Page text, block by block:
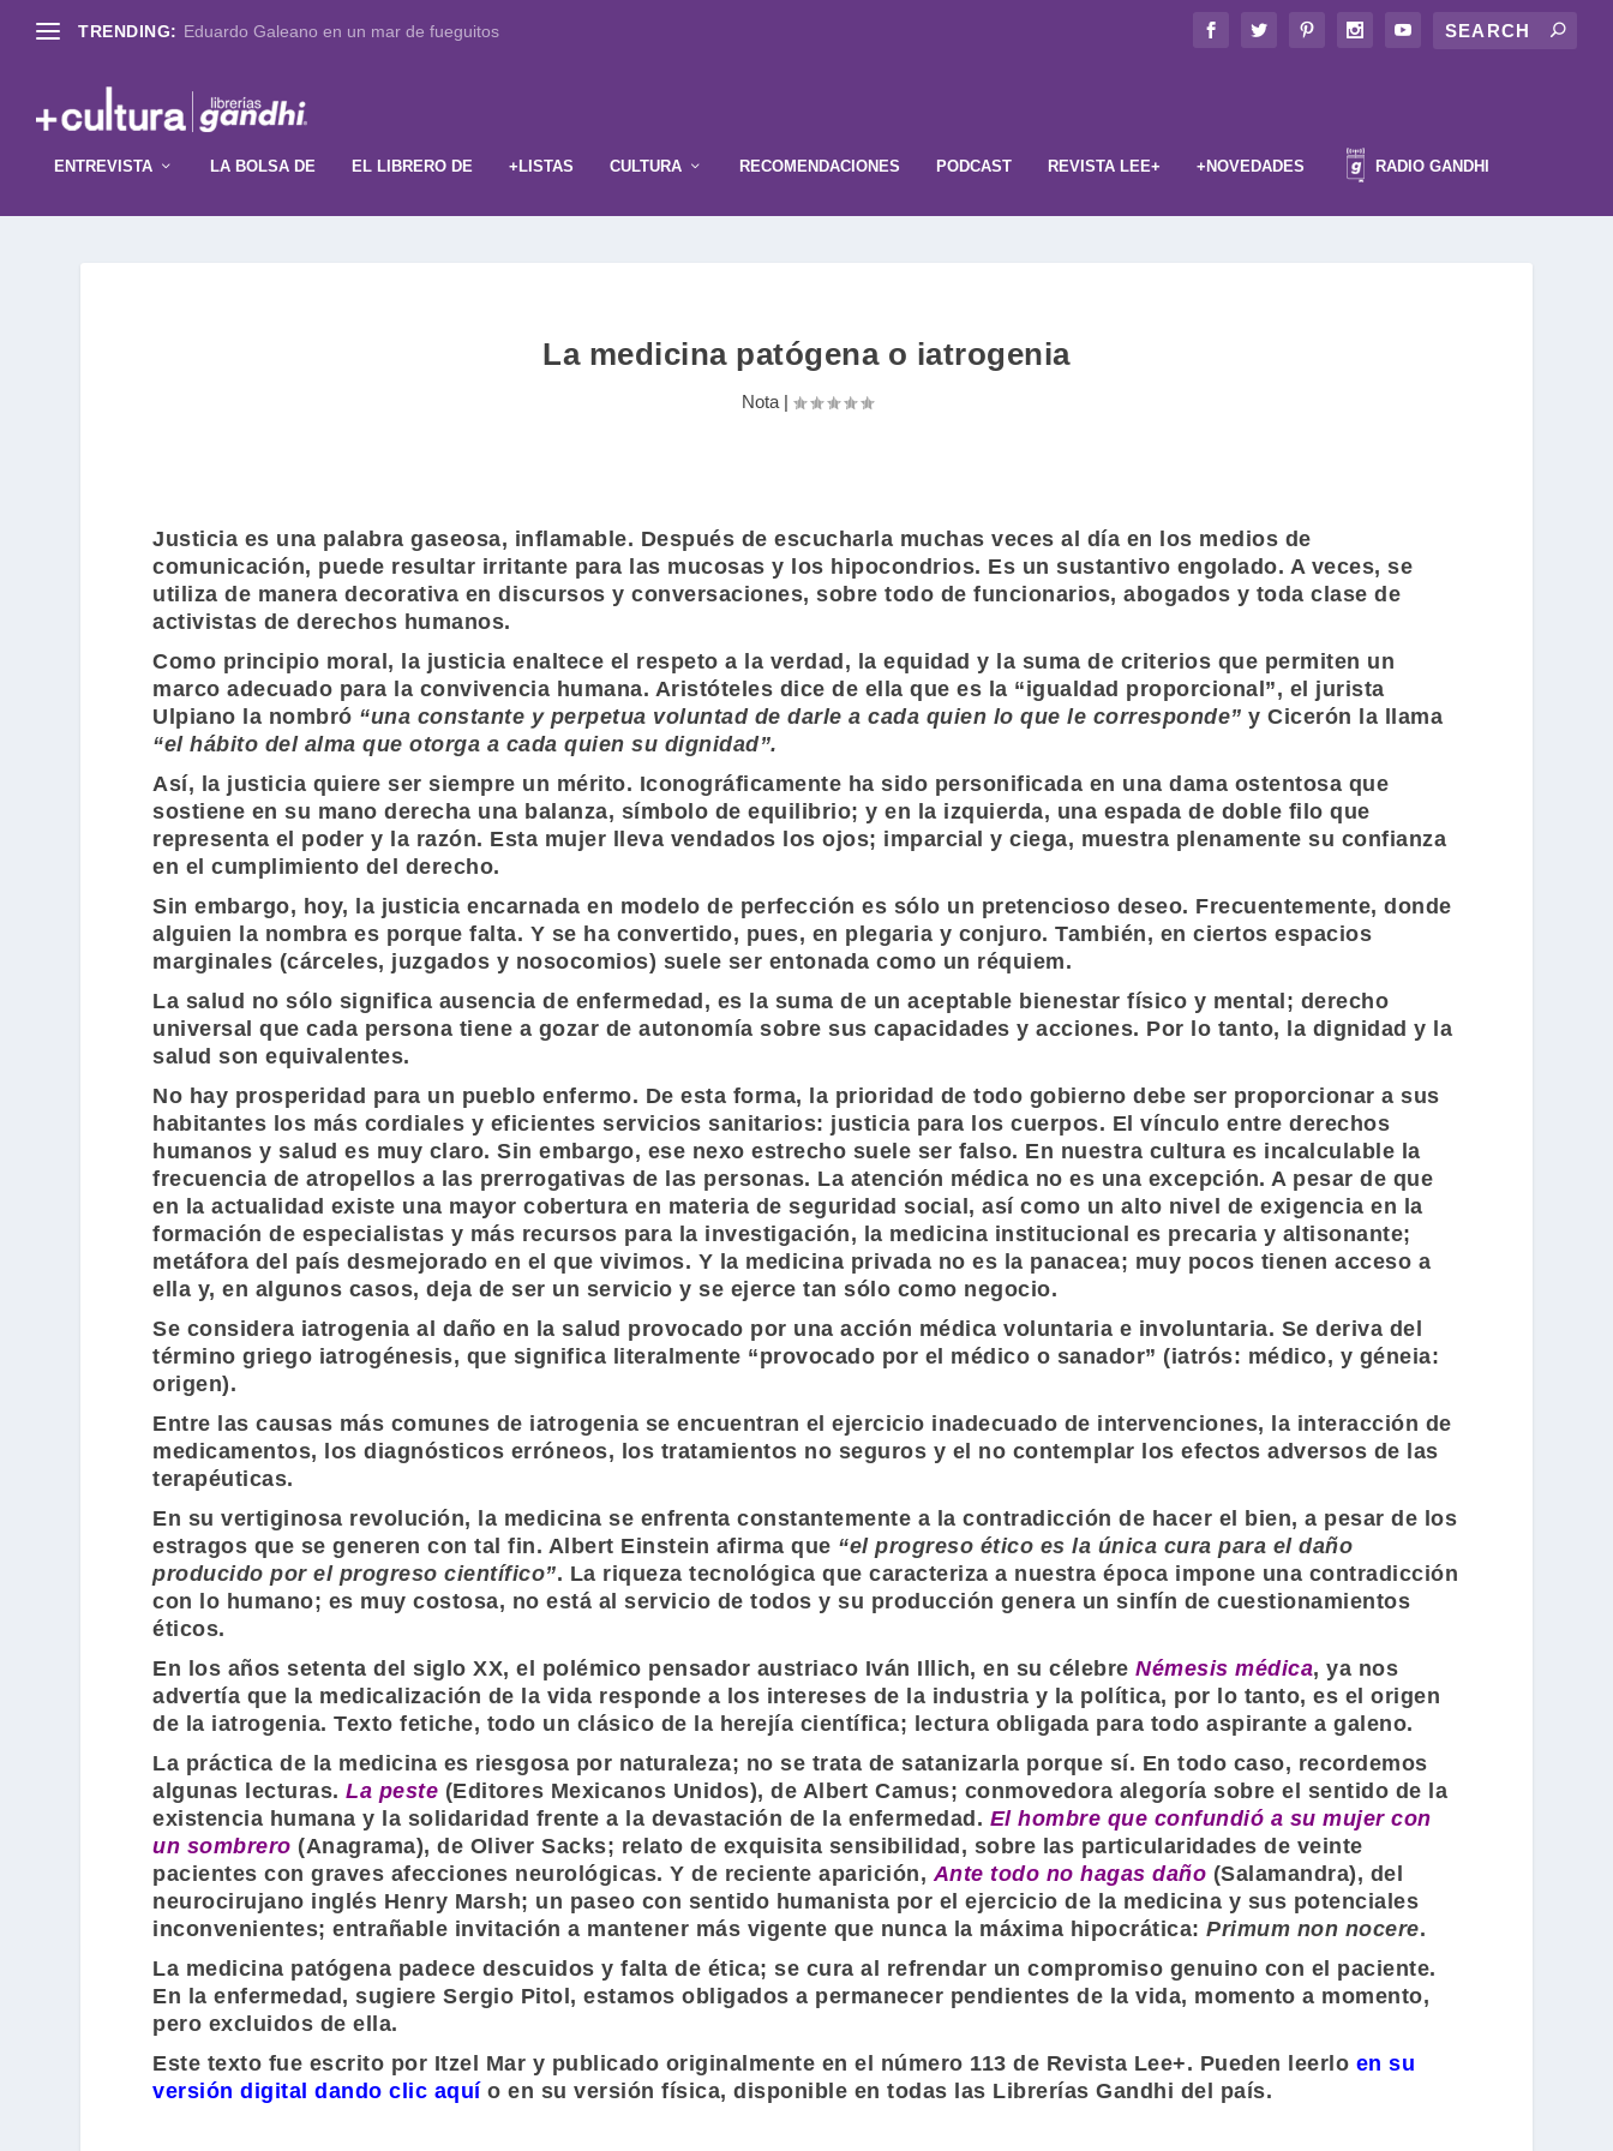
TRENDING: Eduardo Galeano en un mar de fueguitos
ENTREVISTA LA BOLSA DE EL LIBRERO DE +LISTAS CULTURA RECOMENDACIONES PODCAST REVISTA LEE+ +NOVEDADES RADIO GANDHI
La medicina patógena o iatrogenia
Nota|
Justicia es una palabra gaseosa, inflamable. Después de escucharla muchas veces al día en los medios de
comunicación, puede resultar irritante para las mucosas y los hipocondrios. Es un sustantivo engolado. A veces, se
utiliza de manera decorativa en discursos y conversaciones, sobre todo de funcionarios, abogados y toda clase de
activistas de derechos humanos.
Como principio moral, la justicia enaltece el respeto a la verdad, la equidad y la suma de criterios que permiten un
marco adecuado para la convivencia humana. Aristóteles dice de ella que es la “igualdad proporcional”, el jurista
Ulpiano la nombró “una constante y perpetua voluntad de darle a cada quien lo que le corresponde” yCicerón la llama
“el hábito del alma que otorga a cada quien su dignidad”.
Así, la justicia quiere ser siempre un mérito. Iconográficamente ha sido personificada en una dama ostentosa que
sostiene en su mano derecha una balanza, símbolo de equilibrio; y en la izquierda, una espada de doble filo que
representa el poder y la razón. Esta mujer lleva vendados los ojos; imparcial y ciega, muestra plenamente su confianza
en el cumplimiento del derecho.
Sin embargo, hoy, la justicia encarnada en modelo de perfección es sólo un pretencioso deseo. Frecuentemente, donde
alguien la nombra es porque falta. Y se ha convertido, pues, en plegaria y conjuro. También, en ciertos espacios
marginales (cárceles, juzgados y nosocomios) suele ser entonada como un réquiem.
La salud no sólo significa ausencia de enfermedad, es la suma de un aceptable bienestar físico y mental; derecho
universal que cada persona tiene a gozar de autonomía sobre sus capacidades y acciones. Por lo tanto, la dignidad y la
salud son equivalentes.
No hay prosperidad para un pueblo enfermo. De esta forma, la prioridad de todo gobierno debe ser proporcionar a sus
habitantes los más cordiales y eficientes servicios sanitarios: justicia para los cuerpos. El vínculo entre derechos
humanos y salud es muy claro. Sin embargo, ese nexo estrecho suele ser falso. En nuestra cultura es incalculable la
frecuencia de atropellos a las prerrogativas de las personas. La atención médica no es una excepción. A pesar de que
en la actualidad existe una mayor cobertura en materia de seguridad social, así como un alto nivel de exigencia en la
formación de especialistas y más recursos para la investigación, la medicina institucional es precaria y altisonante;
metáfora del país desmejorado en el que vivimos. Y la medicina privada no es la panacea; muy pocos tienen acceso a
ella y, en algunos casos, deja de ser un servicio y se ejerce tan sólo como negocio.
Se considera iatrogenia al daño en la salud provocado por una acción médica voluntaria e involuntaria. Se deriva del
término griego iatrogénesis, que significa literalmente “provocado por el médico o sanador” (iatrós: médico, y géneia:
origen).
Entre las causas más comunes de iatrogenia se encuentran el ejercicio inadecuado de intervenciones, la interacción de
medicamentos, los diagnósticos erróneos, los tratamientos no seguros y el no contemplar los efectos adversos de las
terapéuticas.
En su vertiginosa revolución, la medicina se enfrenta constantemente a la contradicción de hacer el bien, a pesar de los
estragos que se generen con tal fin. Albert Einstein afirma que “el progreso ético es la única cura para el daño
producido por el progreso científico”. La riqueza tecnológica que caracteriza a nuestra época impone una contradicción
con lo humano; es muy costosa, no está al servicio de todos y su producción genera un sinfín de cuestionamientos
éticos.
En los años setenta del siglo XX, el polémico pensador austriaco Iván Illich, en su célebreNémesis médica, ya nos
advertía que la medicalización de la vida responde a los intereses de la industria y la política, por lo tanto, es el origen
de la iatrogenia. Texto fetiche, todo un clásico de la herejía científica; lectura obligada para todo aspirante a galeno.
La práctica de la medicina es riesgosa por naturaleza; no se trata de satanizarla porque sí. En todo caso, recordemos
algunas lecturas.La peste (Editores Mexicanos Unidos), de Albert Camus; conmovedora alegoría sobre el sentido de la
existencia humana y la solidaridad frente a la devastación de la enfermedad. El hombre que confundió a su mujer con
un sombrero (Anagrama), de Oliver Sacks; relato de exquisita sensibilidad, sobre las particularidades de veinte
pacientes con graves afecciones neurológicas. Y de reciente aparición, Ante todo no hagas daño (Salamandra), del
neurocirujano inglés Henry Marsh; un paseo con sentido humanista por el ejercicio de la medicina y sus potenciales
inconvenientes; entrañable invitación a mantener más vigente que nunca la máxima hipocrática:Primum non nocere.
La medicina patógena padece descuidos y falta de ética; se cura al refrendar un compromiso genuino con el paciente.
En la enfermedad, sugiereSergio Pitol, estamos obligados a permanecer pendientes de la vida, momento a momento,
pero excluidos de ella.
Este texto fue escrito por Itzel Mar y publicado originalmente en el número 113 de Revista Lee+. Pueden leerlo en su
versión digital dando clic aquío en su versión física, disponible en todas las Librerías Gandhi del país.